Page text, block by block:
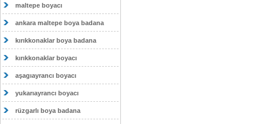
maltepe boyacı
ankara maltepe boya badana
kırıkkonaklar boya badana
kırıkkonaklar boyacı
aşagıayrancı boyacı
yukarıayrancı boyacı
rüzgarlı boya badana